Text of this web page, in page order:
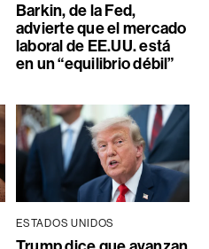
Barkin, de la Fed,
advierte que el mercado
laboral de EE.UU. está
en un “equilibrio débil”
ESTADOS UNIDOS